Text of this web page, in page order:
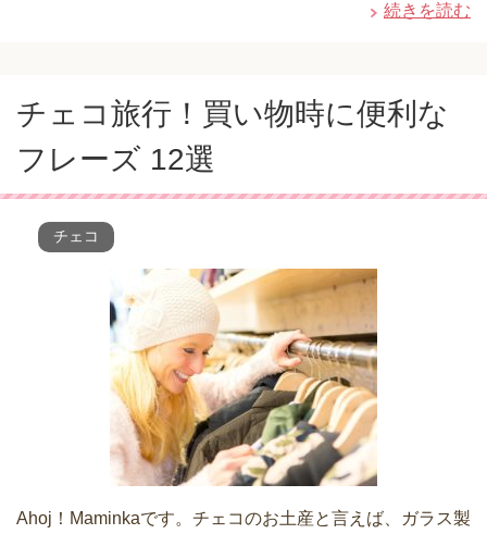
続きを読む
チェコ旅行！買い物時に便利な
フレーズ 12選
チェコ
Ahoj！Maminkaです。チェコのお土産と言えば、ガラス製